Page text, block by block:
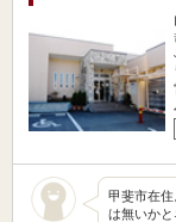
甲斐市在
は無いか